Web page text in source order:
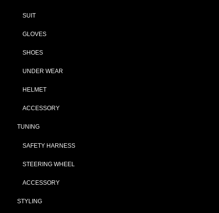
SUIT
GLOVES
SHOES
UNDER WEAR
HELMET
ACCESSORY
TUNING
SAFETY HARNESS
STEERING WHEEL
ACCESSORY
STYLING